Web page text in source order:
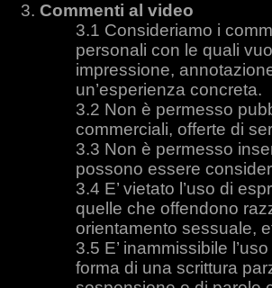
Commenti al video
Consideriamo i
personali con le quali
impressione,
un’esperienza concreta.
Non è permesso
commerciali, offerte di
Non è permesso
possono essere
E’ vietato l’uso di
quelle che offendono
orientamento sessuale,
E’ inammissibile
forma di una scrittura